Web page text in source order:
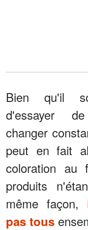
Bien qu'il
d'essayer
changer
peut en fait
coloration au
produits
même façon,
pas tous